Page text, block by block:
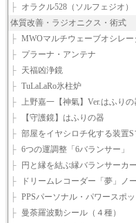
├ オラクル528（ソルフェジオ）
体質改善・ラジオニクス・術式
├ MWOマルチウェーブオシレー
├ プラーナ・アンテナ
├ 天福凶浄鏡
├ TuLaLaRo氷柱炉
├ 上野嘉一【神氣】Ver.はふりの
├
【守護鏡】はふりの器
├ 部屋をイヤシロチ化する装置S
├ 6つの運調整「6バランサー」
├
円と縁を結ぶ縁バランサーカ
├
ドリームレコーダー「夢」ノ
├ PPSパーソナル・パワースポッ
├ 曼荼羅波動シール（４種）